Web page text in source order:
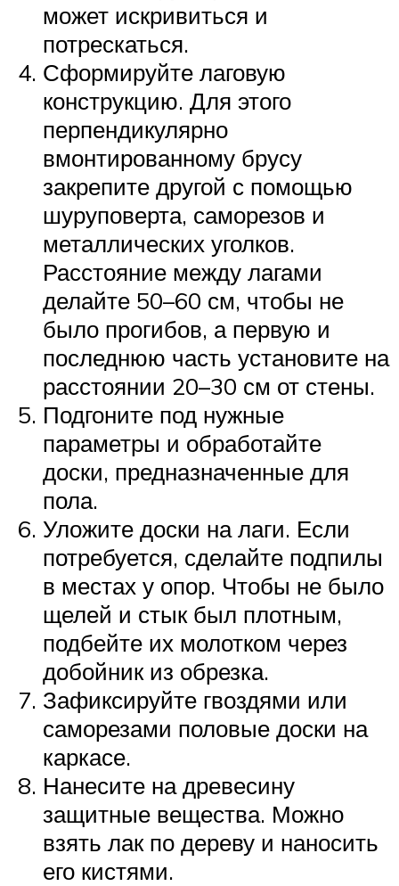
может искривиться и
потрескаться.
Сформируйте лаговую
конструкцию. Для этого
перпендикулярно
вмонтированному брусу
закрепите другой с помощью
шуруповерта, саморезов и
металлических уголков.
Расстояние между лагами
делайте 50–60 см, чтобы не
было прогибов, а первую и
последнюю часть установите на
расстоянии 20–30 см от стены.
Подгоните под нужные
параметры и обработайте
доски, предназначенные для
пола.
Уложите доски на лаги. Если
потребуется, сделайте подпилы
в местах у опор. Чтобы не было
щелей и стык был плотным,
подбейте их молотком через
добойник из обрезка.
Зафиксируйте гвоздями или
саморезами половые доски на
каркасе.
Нанесите на древесину
защитные вещества. Можно
взять лак по дереву и наносить
его кистями.